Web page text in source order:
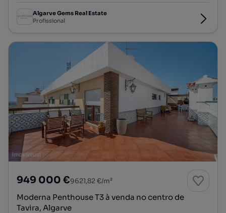
Algarve Gems Real Estate
Profissional
949 000 €9621,82 €/m²
Moderna Penthouse T3 à venda no centro de
Tavira, Algarve